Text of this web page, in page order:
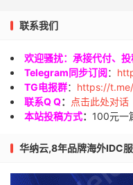
联系我们
欢迎骚扰：承接代付、投
Telegram同步订阅：
TG电报群： https://
联系Q Q： 点击此处对话
本站投稿方式： 100元一
华纳云,8年品牌海外IDC